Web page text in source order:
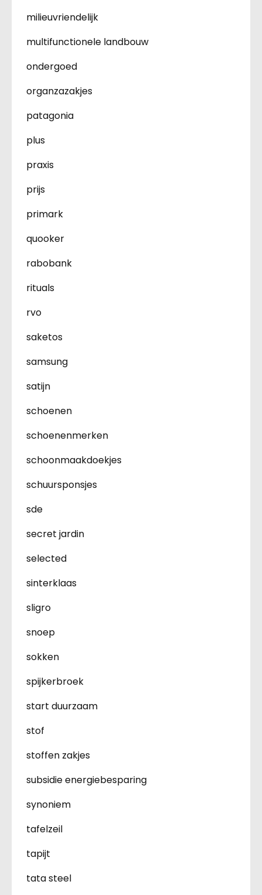
milieuvriendelijk
multifunctionele landbouw
ondergoed
organzazakjes
patagonia
plus
praxis
prijs
primark
quooker
rabobank
rituals
rvo
saketos
samsung
satijn
schoenen
schoenenmerken
schoonmaakdoekjes
schuursponsjes
sde
secret jardin
selected
sinterklaas
sligro
snoep
sokken
spijkerbroek
start duurzaam
stof
stoffen zakjes
subsidie energiebesparing
synoniem
tafelzeil
tapijt
tata steel